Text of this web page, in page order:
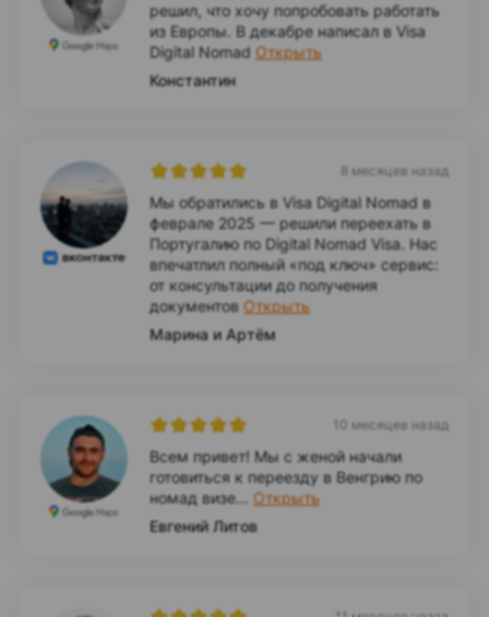
решил, что хочу попробовать работать
из Европы. В декабре написал в Visa
Digital Nomad Открыть
Константин
8 месяцев назад
Мы обратились в Visa Digital Nomad в
феврале 2025 — решили переехать в
Португалию по Digital Nomad Visa. Нас
впечатлил полный «под ключ» сервис:
от консультации до получения
документов Открыть
Марина и Артём
10 месяцев назад
Всем привет! Мы с женой начали
готовиться к переезду в Венгрию по
номад визе... Открыть
Евгений Литов